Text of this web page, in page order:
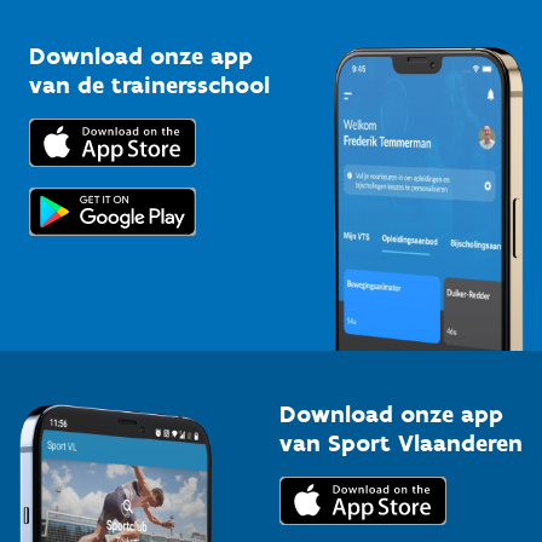
Bedrijven
Trainers en begeleiders
Topsporters
Kennisplatform
Downloads
Voor de pers
Download onze app
van de trainersschool
Download onze app
van Sport Vlaanderen